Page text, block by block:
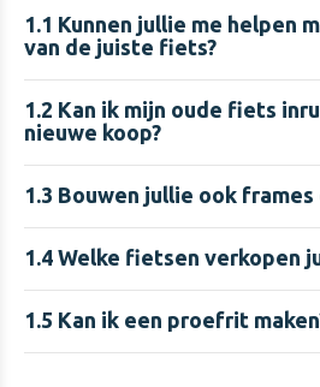
1.1 Kunnen jullie me helpen
van de juiste fiets?
1.2 Kan ik mijn oude fiets
nieuwe koop?
1.3 Bouwen jullie ook frames
1.4 Welke fietsen verkopen
1.5 Kan ik een proefrit